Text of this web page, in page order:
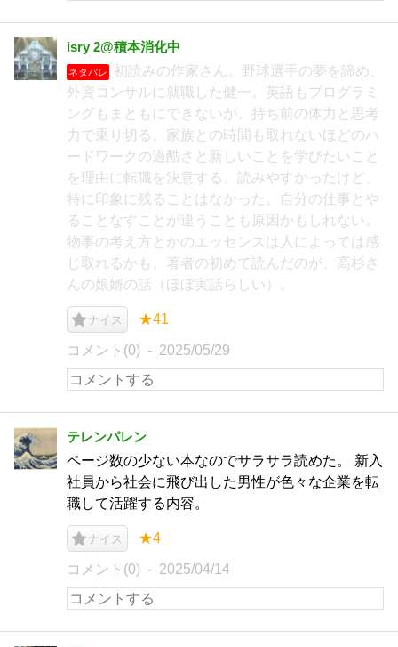
isry 2@積本消化中
ネタバレ
初読みの作家さん。野球選手の夢を諦め、
外資コンサルに就職した健一。英語もプログラミ
ングもまともにできないが、持ち前の体力と思考
力で乗り切る。家族との時間も取れないほどのハ
ードワークの過酷さと新しいことを学びたいこと
を理由に転職を決意する。読みやすかったけど、
特に印象に残ることはなかった。自分の仕事とや
ることなすことが違うことも原因かもしれない。
物事の考え方とかのエッセンスは人によっては感
じ取れるかも。著者の初めて読んだのが、高杉さ
んの娘婿の話（ほぼ実話らしい）。
ナイス ★41
コメント(0) 2025/05/29
テレンパレン
ページ数の少ない本なのでサラサラ読めた。 新入
社員から社会に飛び出した男性が色々な企業を転
職して活躍する内容。
ナイス ★4
コメント(0) 2025/04/14